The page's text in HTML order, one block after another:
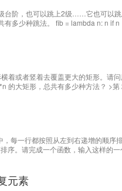
台阶，也可以跳上2级……它也可以
有多少种跳法。 fib = lambda n: n if n
着或者竖着去覆盖更大的矩形。请
的大矩形，总共有多少种方法？ >第
每一行都按照从左到右递增的顺序
序。请完成一个函数，输入这样的一
元素